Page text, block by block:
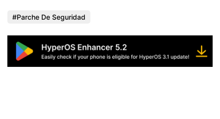
Parche De Seguridad